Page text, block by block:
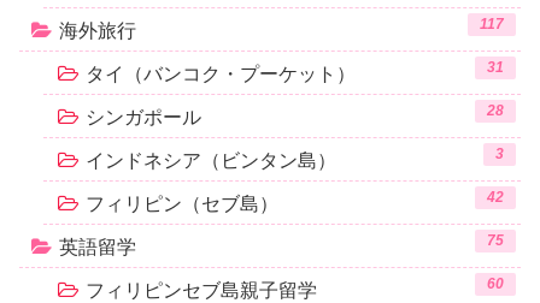
海外旅行 117
タイ（バンコク・プーケット） 31
シンガポール 28
インドネシア（ビンタン島） 3
フィリピン（セブ島） 42
英語留学 75
フィリピンセブ島親子留学 60